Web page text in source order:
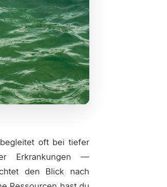
oft bei tiefer
Erkrankungen —
den Blick nach